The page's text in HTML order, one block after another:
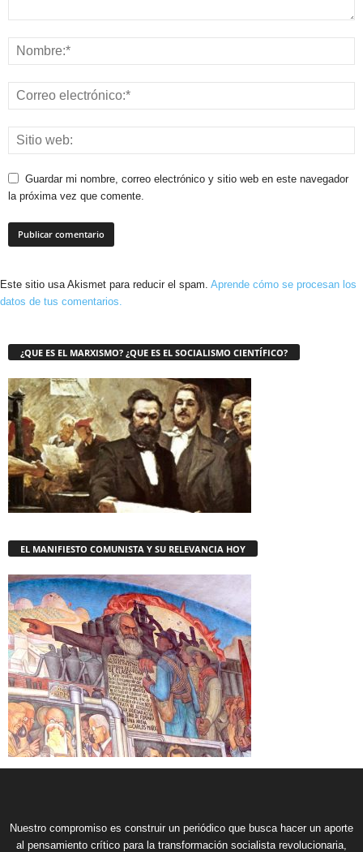
Guardar mi nombre, correo electrónico y sitio web en este navegador
la próxima vez que comente.
Este sitio usa Akismet para reducir el spam. Aprende cómo se procesan los
datos de tus comentarios.
¿QUE ES EL MARXISMO? ¿QUE ES EL SOCIALISMO CIENTÍFICO?
EL MANIFIESTO COMUNISTA Y SU RELEVANCIA HOY
Nuestro compromiso es construir un periódico que busca hacer un aporte
al pensamiento crítico para la transformación socialista revolucionaria,